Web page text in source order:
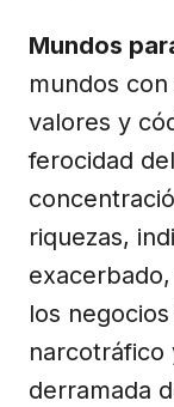
Mundos
mundos
valores y
ferocidad
riquezas,
los
narcotráfico
derramada